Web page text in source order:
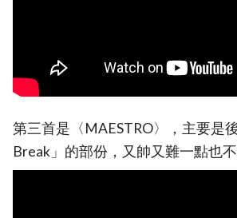
第三首是〈MAESTRO〉，主要是
Break」的部份，又帥又難一點也不